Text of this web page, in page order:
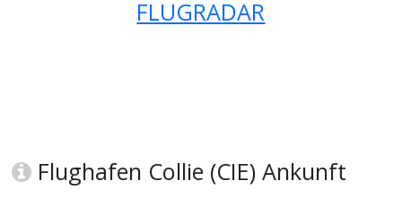
FLUGRADAR
Flughafen Collie (CIE) Ankunft